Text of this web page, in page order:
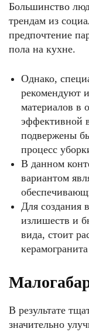
Большинство
трендам из
предпочтение
пола на кухне.
Однако,
рекомендуют
материалов в
эффективной
подвержены
процесс
В данном
вариантом
Для создания
излишеств и
вида, стоит
В результате
значительно